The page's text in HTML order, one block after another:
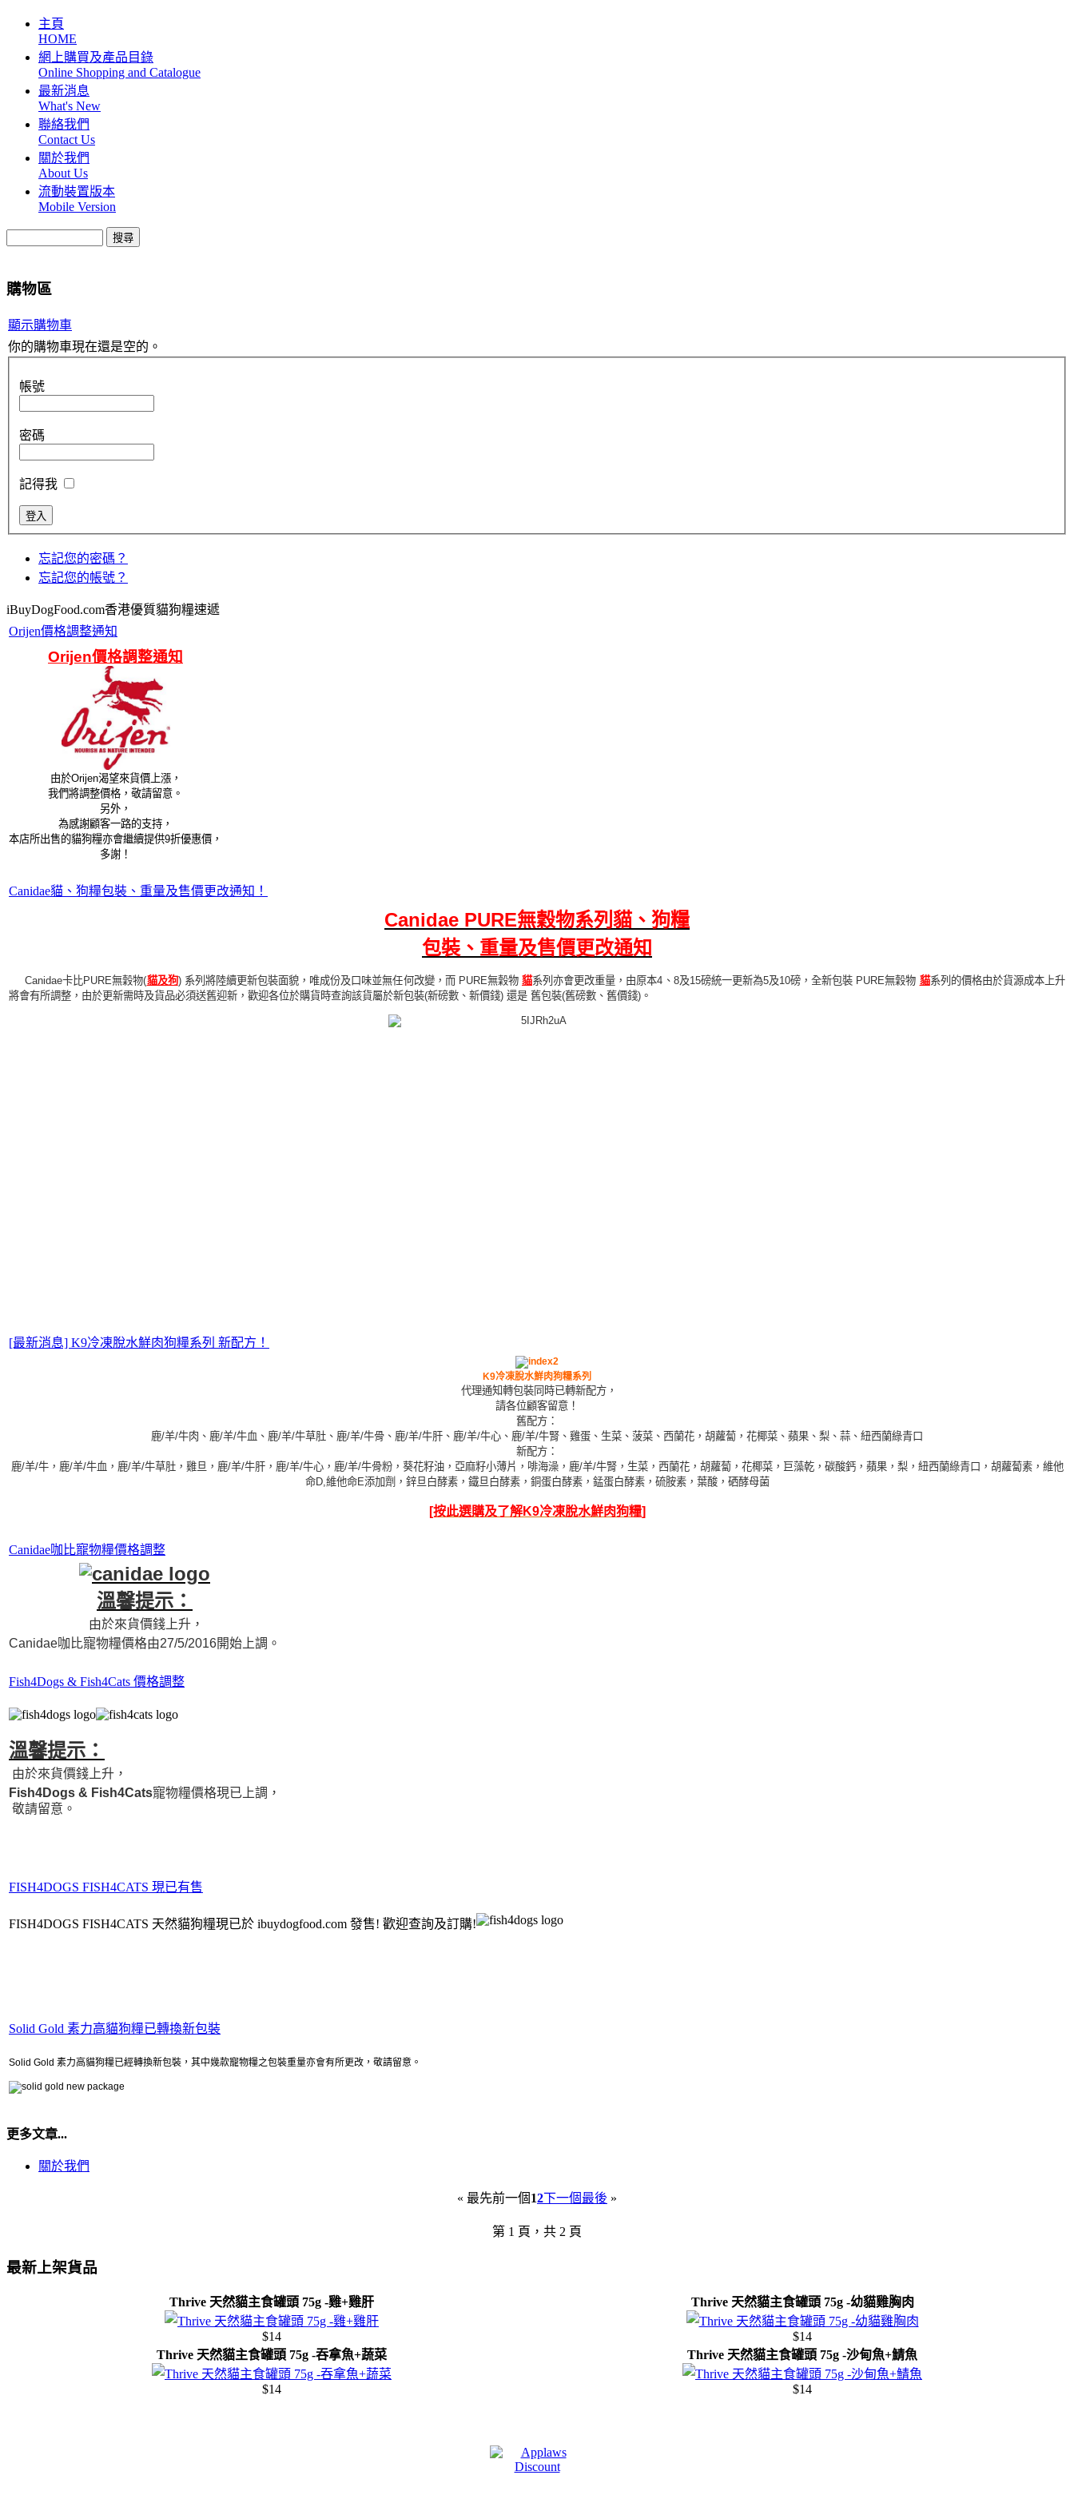
主頁
HOME
網上購買及產品目錄
Online Shopping and Catalogue
最新消息
What's New
聯絡我們
Contact Us
關於我們
About Us
流動裝置版本
Mobile Version
購物區
顯示購物車
你的購物車現在還是空的。
帳號
密碼
記得我
忘記您的密碼？
忘記您的帳號？
iBuyDogFood.com香港優質貓狗糧速遞
Orijen價格調整通知
Orijen價格調整通知
由於Orijen渴望來貨價上漲，
我們將調整價格，敬請留意。
另外，
為感謝顧客一路的支持，
本店所出售的貓狗糧亦會繼續提供9折優惠價，
多謝！
Canidae貓、狗糧包裝、重量及售價更改通知！
Canidae PURE無穀物系列 貓、狗糧
包裝、重量及售價更改通知
Canidae卡比PURE無穀物(貓及狗) 系列將陸續更新包裝面貌，唯成份及口味並無任何改變，而 PURE無穀物 貓系列亦會更改重量，由原本4、8及15磅統一更新為5及10磅，全新包裝 PURE無穀物 貓系列的價格由於貨源成本上升
將會有所調整，由於更新需時及貨品必須送舊迎新，歡迎各位於購貨時查詢該貨屬於新包裝(新磅數、新價錢) 還是 舊包裝(舊磅數、 舊價錢)。
[最新消息] K9冷凍脫水鮮肉狗糧系列 新配方！
K9冷凍脫水鮮肉狗糧系列
代理通知轉包裝同時已轉新配方，
請各位顧客留意！
舊配方：
鹿/羊/牛肉、鹿/羊/牛血、鹿/羊/牛草肚、鹿/羊/牛骨、鹿/羊/牛肝、鹿/羊/牛心、鹿/羊/牛腎、雞蛋、生菜、菠菜、西蘭花，胡蘿蔔，花椰菜、蘋果、梨、蒜、紐西蘭綠青口
新配方：
鹿/羊/牛，鹿/羊/牛血，鹿/羊/牛草肚，雞旦，鹿/羊/牛肝，鹿/羊/牛心，鹿/羊/牛骨粉，葵花籽油，亞麻籽小薄片，啡海澡，鹿/羊/牛腎，生菜，西蘭花，胡蘿蔔，花椰菜，巨藻乾，碳酸鈣，蘋果，梨，紐西蘭綠青口，胡蘿蔔素，維他
命D,維他命E添加劑，鋅旦白酵素，鐵旦白酵素，銅蛋白酵素，錳蛋白酵素，硫胺素，葉酸，硒酵母菌
[按此選購及了解K9冷凍脫水鮮肉狗糧]
Canidae咖比寵物糧價格調整
溫馨提示：
由於來貨價錢上升，
Canidae咖比寵物糧價格由27/5/2016開始上調。
Fish4Dogs & Fish4Cats 價格調整
溫馨提示：
由於來貨價錢上升，
Fish4Dogs & Fish4Cats寵物糧價格現已上調，
敬請留意。
FISH4DOGS FISH4CATS 現已有售
FISH4DOGS FISH4CATS 天然貓狗糧現已於 ibuydogfood.com 發售! 歡迎查詢及訂購!
Solid Gold 素力高貓狗糧已轉換新包裝
Solid Gold 素力高貓狗糧已經轉換新包裝，其中幾款寵物糧之包裝重量亦會有所更改，敬請留意。
更多文章...
關於我們
« 最先前一個12下一個最後 »
第 1 頁，共 2 頁
最新上架貨品
Thrive 天然貓主食罐頭 75g -雞+雞肝
$14
Thrive 天然貓主食罐頭 75g -幼貓雞胸肉
$14
Thrive 天然貓主食罐頭 75g -吞拿魚+蔬菜
$14
Thrive 天然貓主食罐頭 75g -沙甸魚+鯖魚
$14